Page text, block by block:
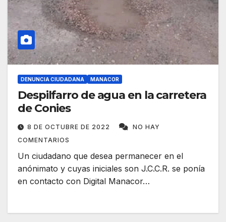
DENUNCIA CIUDADANA MANACOR
Despilfarro de agua en la carretera
de Conies
8 DE OCTUBRE DE 2022
NO HAY
COMENTARIOS
Un ciudadano que desea permanecer en el
anónimato y cuyas iniciales son J.C.C.R. se ponía
en contacto con Digital Manacor…